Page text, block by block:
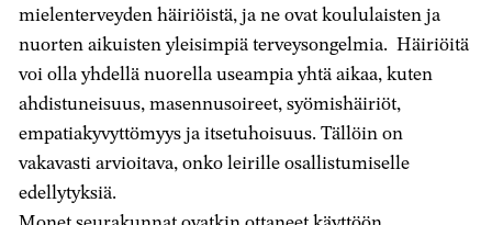
mielenterveyden häiriöistä, ja ne ovat koululaisten ja
nuorten aikuisten yleisimpiä terveysongelmia. Häiriöitä
voi olla yhdellä nuorella useampia yhtä aikaa, kuten
ahdistuneisuus, masennusoireet, syömishäiriöt,
empatiakyvyttömyys ja itsetuhoisuus. Tällöin on
vakavasti arvioitava, onko leirille osallistumiselle
edellytyksiä.